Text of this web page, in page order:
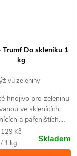
Trumf Do skleníku 1
kg
zeleniny
hnojivo pro zeleninu
ve sklenících,
a pařeništích.
uvolňují živiny
po dobu 3 měsíců.
obsahuje 100%
Měrná
cena:
129 Kč
/ 1 kg
Skladem